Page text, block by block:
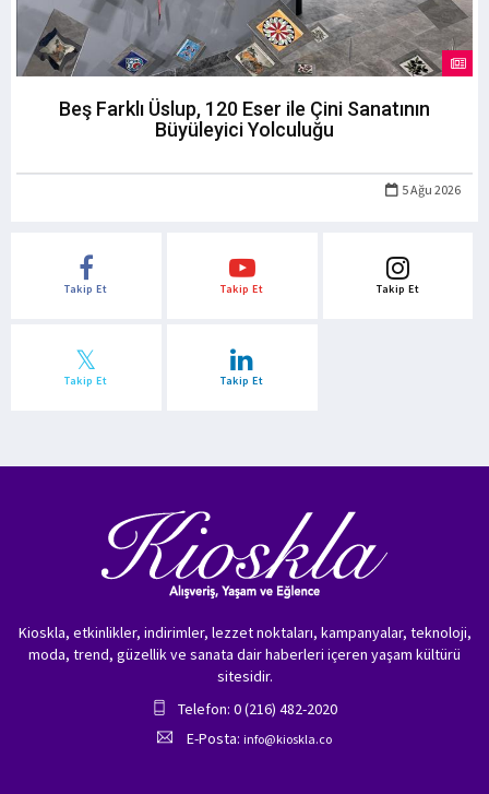
Beş Farklı Üslup, 120 Eser ile Çini Sanatının
Büyüleyici Yolculuğu
5 Ağu 2026
Takip Et Takip Et Takip Et
Takip Et Takip Et
Kioskla, etkinlikler, indirimler, lezzet noktaları, kampanyalar, teknoloji,
moda, trend, güzellik ve sanata dair haberleri içeren yaşam kültürü
sitesidir.
Telefon: 0 (216) 482-2020
E-Posta: info@kioskla.co